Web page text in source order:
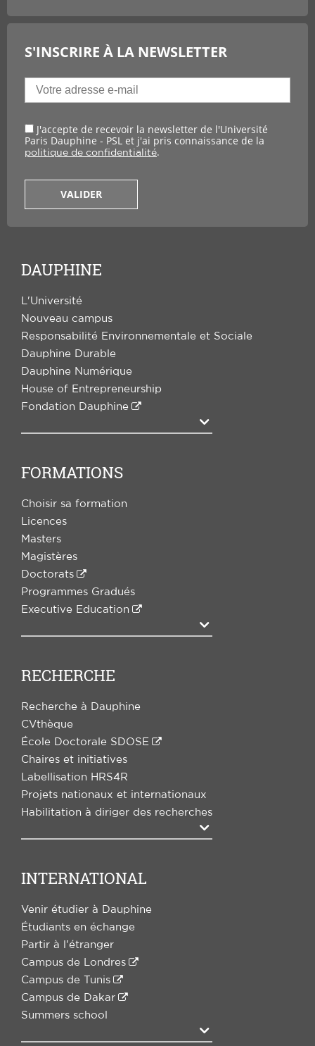
S'INSCRIRE À LA NEWSLETTER
J'accepte de recevoir la newsletter de l'Université
Paris Dauphine - PSL et j'ai pris connaissance de la
politique de confidentialité.
VALIDER
DAUPHINE
L'Université
Nouveau campus
Responsabilité Environnementale et Sociale
Dauphine Durable
Dauphine Numérique
House of Entrepreneurship
Fondation Dauphine
Agrandir
FORMATIONS
Choisir sa formation
Licences
Masters
Magistères
Doctorats
Programmes Gradués
Executive Education
Agrandir
RECHERCHE
Recherche à Dauphine
CVthèque
École Doctorale SDOSE
Chaires et initiatives
Labellisation HRS4R
Projets nationaux et internationaux
Habilitation à diriger des recherches
Agrandir
INTERNATIONAL
Venir étudier à Dauphine
Étudiants en échange
Partir à l'étranger
Campus de Londres
Campus de Tunis
Campus de Dakar
Summers school
Agrandir